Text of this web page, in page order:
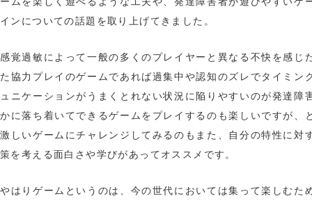
インについての話題を取り上げてきました。
感覚過敏によって一般の多くのプレイヤーと異なる不快を感じ
た協力プレイのゲームであれば過集中や認知のズレでタイミン
ュニケーションがうまくとれない状況に陥りやすいのが発達障
かに落ち着いてできるゲームをプレイするのも楽しいですが、
激しいゲームにチャレンジしてみるのもまた、自分の特性に対
策を考える面白さや学びがあってオススメです。
やはりゲームというのは、今の世代においては集って楽しむた